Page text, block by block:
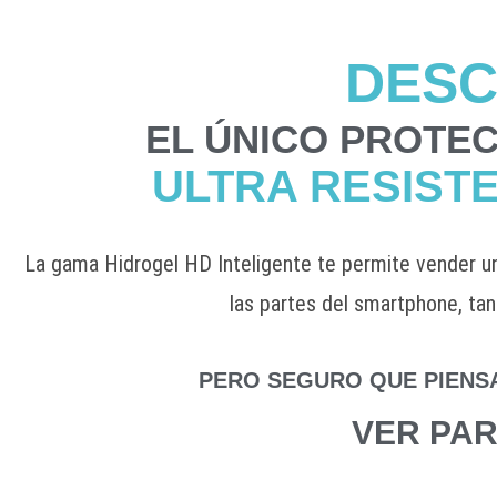
EL ÚNICO
ULTRA
La gama Hidrogel HD Inteligente te permite vender
las partes del smartphone,
PERO SEGURO QUE
VER